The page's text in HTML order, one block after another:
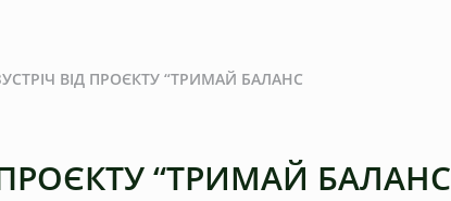
ВІД ПРОЄКТУ “ТРИМАЙ БАЛАНС
“ТРИМАЙ БАЛАНС